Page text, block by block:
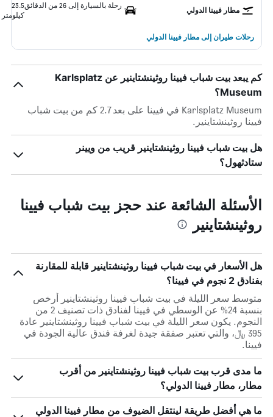
مطار فيينا الدولي
رحلة بالسيارة إلى 26 من الدقائق
23.5
كيلومتر
رحلات طيران إلى مطار فيينا الدولي
كم يبعد بيت شباب فيينا روثينشتاينير عن Karlsplatz
Museum؟
Karlsplatz Museum في فيينا على بعد 2.7 كم من بيت شباب
فيينا روثينشتاينير.
هل بيت شباب فيينا روثينشتاينير قريب من ويينر
ستادثهول؟
الأسئلة الشائعة عند حجز بيت شباب فيينا
روثينشتاينير
هل الأسعار في بيت شباب فيينا روثينشتاينير قابلة للمقارنة
بفنادق 2 نجوم في فيينا؟
متوسط سعر الليلة في بيت شباب فيينا روثينشتاينير أرخص
بنسبة 24% عن الوسطي في فيينا لفنادق ذات تصنيف 2 من
النجوم. يكون سعر الليلة في بيت شباب فيينا روثينشتاينير عادة
395 ﷼، والتي تعتبر صفقة جيدة لغرفة فندق عالية الجودة في
فيينا.
ما مدى قرب بيت شباب فيينا روثينشتاينير من أقرب
مطار، مطار فيينا الدولي؟
ما هي أفضل طريقة لينتقل الضيوف من مطار فيينا الدولي